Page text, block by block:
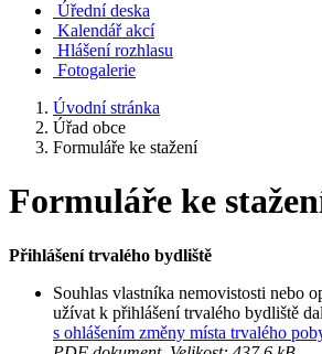
Úřední deska
Kalendář akcí
Hlášení rozhlasu
Fotogalerie
Úvodní stránka
Úřad obce
Formuláře ke stažení
Formuláře ke
Přihlášení trvalého bydliště
Souhlas vlastníka nemovistosti nebo
užívat k přihlášení trvalého bydliště
s ohlášením změny místa trvalého